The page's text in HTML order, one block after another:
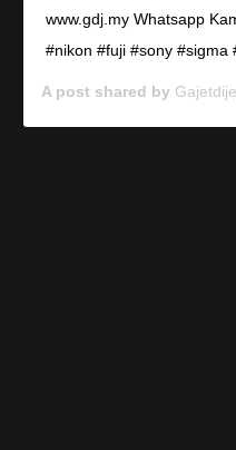
www.gdj.my Whatsapp
#nikon #fuji #sony #sigma
A post shared by